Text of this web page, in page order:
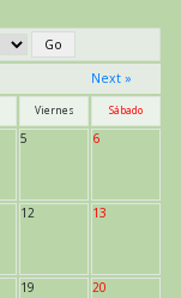
Next »
Viernes Sábado
5 6
12 13
19 20